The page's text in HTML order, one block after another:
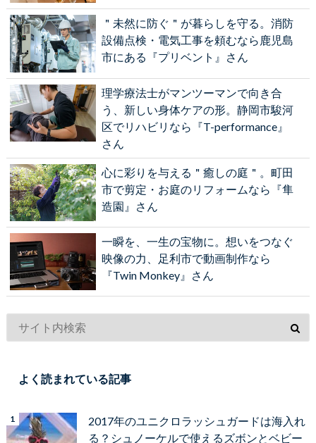
＂未然に防ぐ＂が暮らしを守る。消防
設備点検・電気工事を頼むなら鹿児島
市にある『プリベント』さん
理学療法士がマンツーマンで向き合
う、新しい身体ケアの形。静岡市駿河
区でリハビリなら『T-performance』
さん
心に彩りを与える＂癒しの庭＂。町田
市で剪定・お庭のリフォームなら『隼
造園』さん
一瞬を、一生の宝物に。想いをつなぐ
映像の力、足利市で動画制作なら
『Twin Monkey』さん
よく読まれている記事
2017年のユニクロラッシュガードは海入れ
る？シュノーケルで使えるズボンとベビー